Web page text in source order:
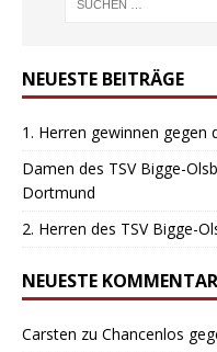
NEUESTE BEITRÄGE
1. Herren gewinnen gegen
Damen des TSV Bigge-
Dortmund
2. Herren des TSV Bigge-
NEUESTE
Carsten zu Chancenlos